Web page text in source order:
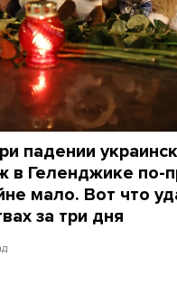
падении
в Геленджике по-
мало. Вот что
за три дня